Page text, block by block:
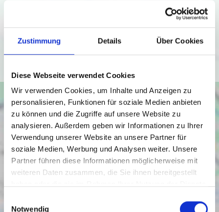
Zustimmung Details Über Cookies
Diese Webseite verwendet Cookies
Wir verwenden Cookies, um Inhalte und Anzeigen zu
personalisieren, Funktionen für soziale Medien anbieten
zu können und die Zugriffe auf unsere Website zu
analysieren. Außerdem geben wir Informationen zu Ihrer
Verwendung unserer Website an unsere Partner für
soziale Medien, Werbung und Analysen weiter. Unsere
Partner führen diese Informationen möglicherweise mit
weiteren Daten zusammen, die Sie ihnen bereitgestellt
Notwendig
angezeigt werden. Es gelten die